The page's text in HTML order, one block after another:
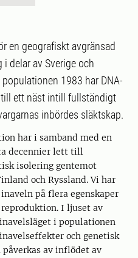
en geografiskt avgränsad
delar av Sverige och
1983 har DNA-
ett näst intill fullständigt
inbördes släktskap.
har i samband med en
decennier lett till
isolering gentemot
och Ryssland. Vi har
på flera egenskaper
I ljuset av
i populationen
och genetisk
av inflödet av